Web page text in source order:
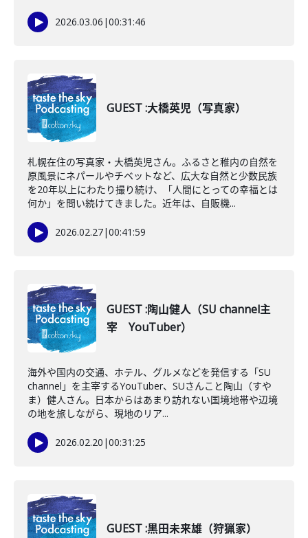
2026.03.06 |00:31:46
GUEST :大橋英児（写真家）
札幌在住の写真家・大橋英児さん。ふるさと稚内の自然を
原風景にネパールやチベットなど、広大な自然と少数民族
を20年以上にわたり撮り続け、「人間にとっての幸福とは
何か」を問い続けてきました。近年は、自販機...
2026.02.27|00:41:59
GUEST :陶山健人（SU channel主
宰 YouTuber）
海外や国内の交通、ホテル、グルメなどを発信する「SU
channel」を主宰するYouTuber、SUさんこと陶山（すや
ま）健人さん。日本からはあまり訪れない国境地帯や辺境
の地を旅しながら、現地のリア...
2026.02.20 |00:31:25
GUEST :黒田未来雄（狩猟家）